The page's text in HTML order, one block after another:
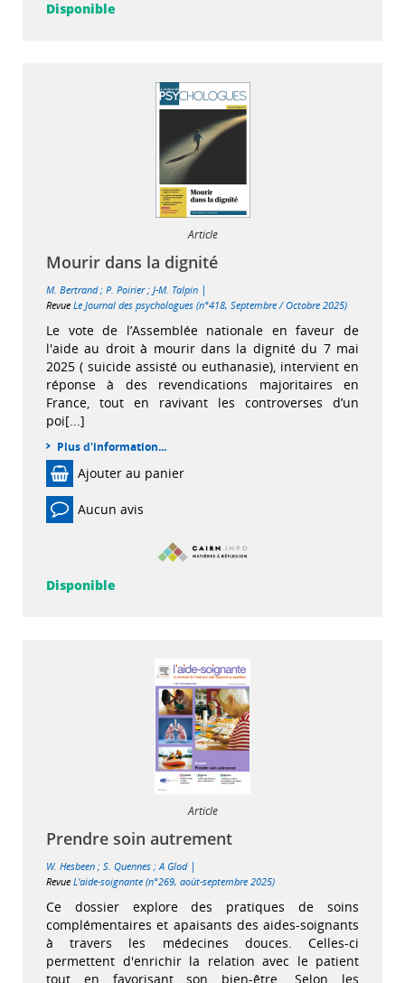
Disponible
Article
Mourir dans la dignité
M. Bertrand; P. Poirier; J-M. Talpin |
Revue Le Journal des psychologues (n°418, Septembre / Octobre 2025)
Le vote de l’Assemblée nationale en faveur de
l'aide au droit à mourir dans la dignité du 7 mai
2025 ( suicide assisté ou euthanasie), intervient en
réponse à des revendications majoritaires en
France, tout en ravivant les controverses d’un
poi[...]
Plus d'information...
Ajouter au panier
Aucun avis
Disponible
Article
Prendre soin autrement
W. Hesbeen ; S. Quennes ; A Glod |
Revue L'aide-soignante (n°269, août-septembre 2025)
Ce dossier explore des pratiques de soins
complémentaires et apaisants des aides-soignants
à travers les médecines douces. Celles-ci
permettent d'enrichir la relation avec le patient
tout en favorisant son bien-être. Selon les